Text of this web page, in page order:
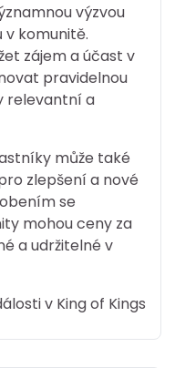
výzvou
v komunitě.
zájem a účast v
pravidelnou
relevantní a
může také
zlepšení a nové
se
mohou ceny za
a udržitelné v
v King of Kings